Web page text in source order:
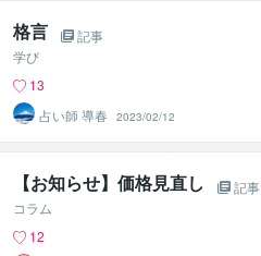
格言
記事
学び
13
占い師 導春
2023/02/12
【お知らせ】価格見直し
記事
コラム
12